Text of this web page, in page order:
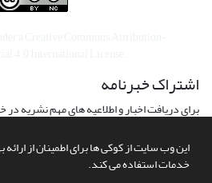
این وب سایت از کوکی ها برای اطمینان از ارائه
خدمات استفاده می کند.
اشتراک خبرنامه
برای دریافت اخبار و اطلاعیه های مهم نشریه